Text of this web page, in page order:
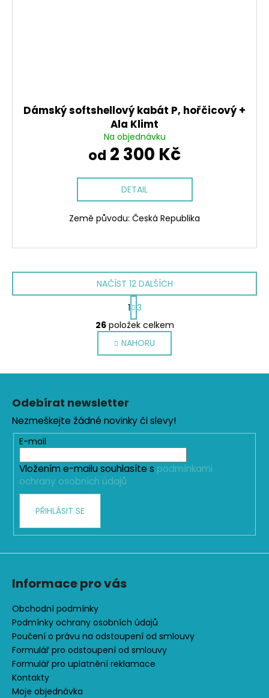
Dámský softshellový kabát P, hořčicový +
Ala Klimt
Na objednávku
od 2 300 Kč
DETAIL
Země původu: Česká Republika
O
v
l
á
d
p
r
v
k
y
u
NAČÍST 12 DALŠÍCH
S
t
r
á
n
k
1 3
26položek celkem
NAHORU
Z
Odebírat newsletter
Nezmeškejte žádné novinky či slevy!
E-mail
Vložením e-mailu souhlasíte s podmínkami
ochrany osobních údajů
PŘIHLÁSIT SE
Informace pro vás
Obchodní podmínky
Podmínky ochrany osobních údajů
Poučení o právu na odstoupení od smlouvy
Formulář pro odstoupení od smlouvy
Formulář pro uplatnění reklamace
Kontakty
Moje objednávka